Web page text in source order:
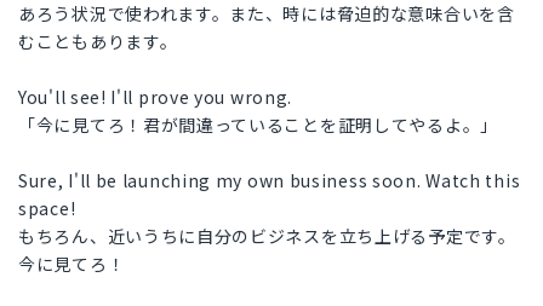
あろう状況で使われます。また、時には脅迫的な意味合いを含
むこともあります。
You'll see! I'll prove you wrong.
「今に見てろ！君が間違っていることを証明してやるよ。」
Sure, I'll be launching my own business soon. Watch this
space!
もちろん、近いうちに自分のビジネスを立ち上げる予定です。
今に見てろ！